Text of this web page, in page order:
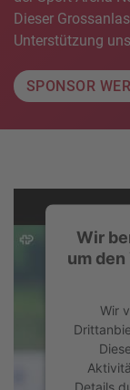
Dieser
Unterstützung
SPONSOR
Wir
um
Wir
Details